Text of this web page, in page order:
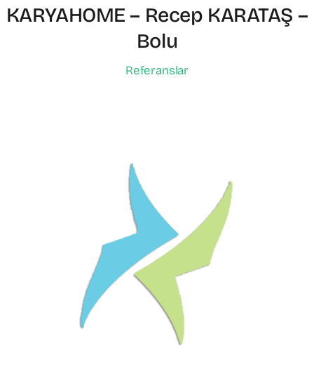
KARYAHOME – Recep KARATAŞ –
Bolu
Referanslar